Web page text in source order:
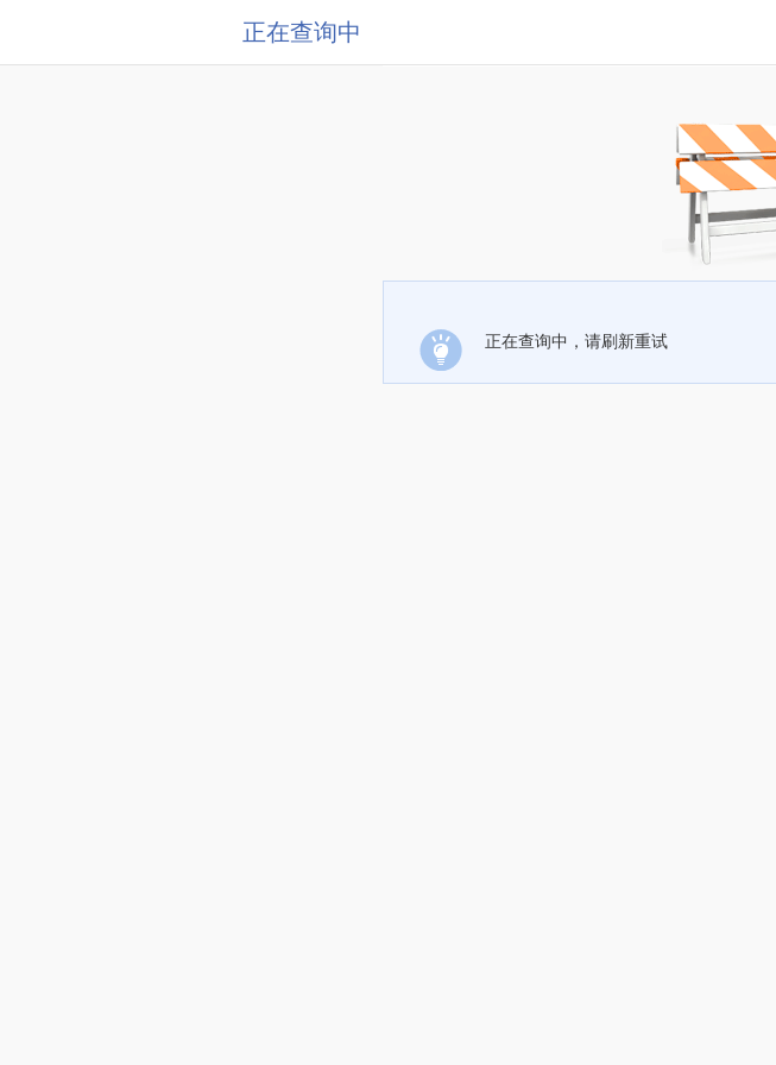
正在查询中
正在查询中，请刷新重试